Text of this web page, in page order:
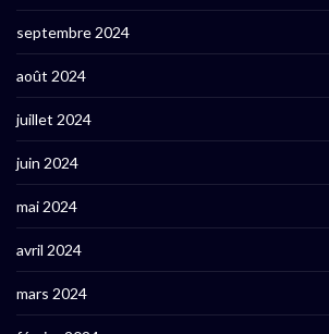
septembre 2024
août 2024
juillet 2024
juin 2024
mai 2024
avril 2024
mars 2024